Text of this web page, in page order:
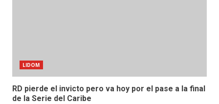
LIDOM
RD pierde el invicto pero va hoy por el pase a la final
de la Serie del Caribe